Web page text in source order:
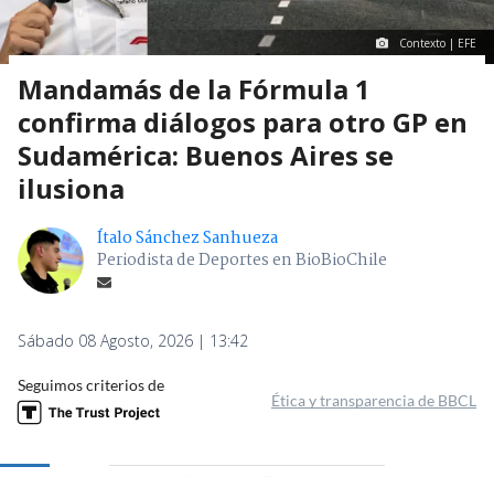
Contexto | EFE
Mandamás de la Fórmula 1
confirma diálogos para otro GP en
Sudamérica: Buenos Aires se
ilusiona
Ítalo Sánchez Sanhueza
Periodista de Deportes en BioBioChile
Sábado 08 Agosto, 2026 | 13:42
Seguimos criterios de
Ética y transparencia de BBCL